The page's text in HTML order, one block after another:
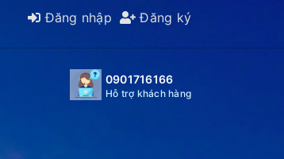
Đăng nhập Đăng ký
0901716166
Hỗ trợ khách hàng